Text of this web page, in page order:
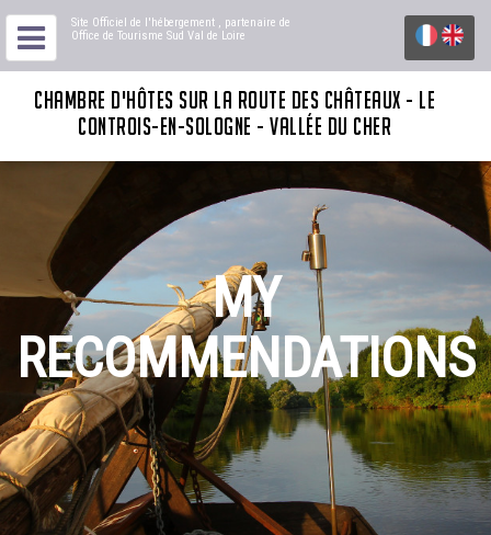
Site Officiel de l'hébergement , partenaire de
Office de Tourisme Sud Val de Loire
CHAMBRE D'HÔTES SUR LA ROUTE DES CHÂTEAUX - LE
CONTROIS-EN-SOLOGNE - VALLÉE DU CHER
MY
RECOMMENDATIONS